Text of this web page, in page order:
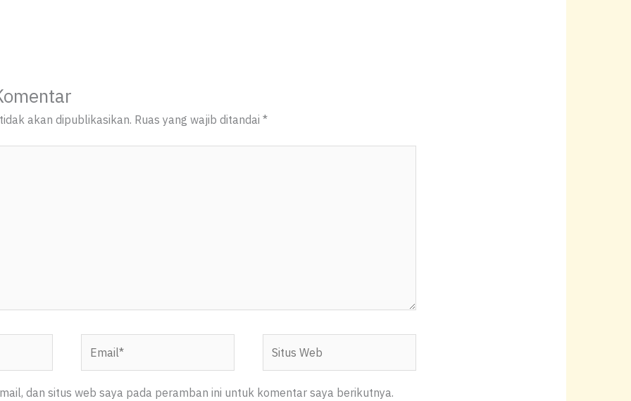
akan dipublikasikan. Ruas yang wajib ditandai*
Web
dan situs web saya pada peramban ini untuk komentar saya berikutnya.